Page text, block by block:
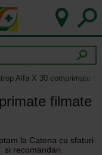
Alfa X 30 comprimate
filmate
la Catena cu sfaturi
si recomandari